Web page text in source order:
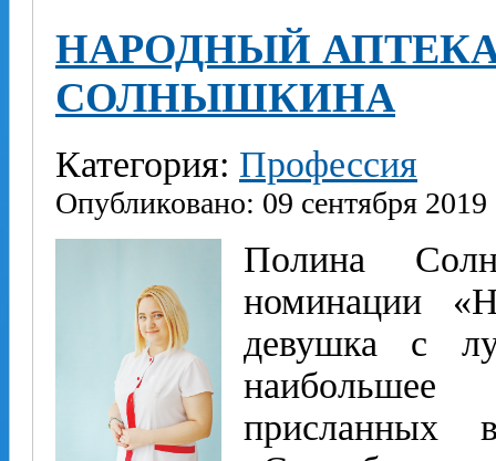
НАРОДНЫЙ
СОЛНЫШКИНА
Категория: Профессия
Опубликовано: 09 сентября 2019
Полина
номинации
девушка с
наибольшее
присланных